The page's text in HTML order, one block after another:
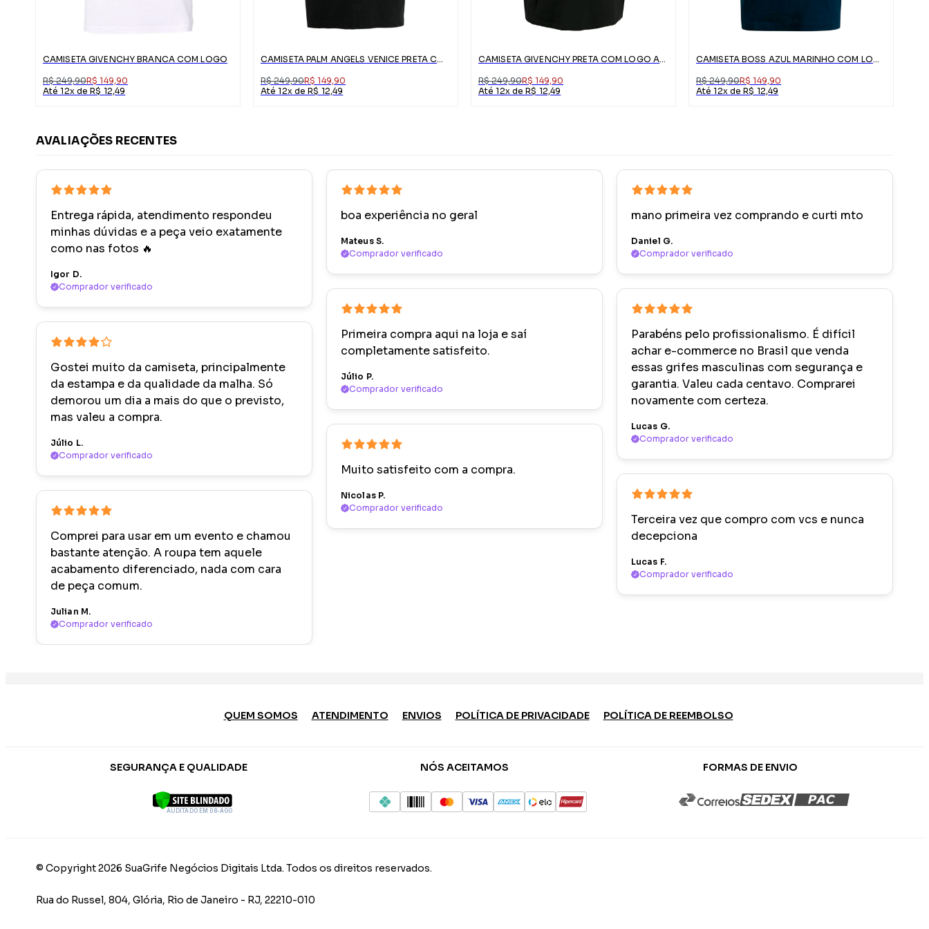
CAMISETA GIVENCHY BRANCA COM LOGO
R$ 249,90R$ 149,90
Até 12x de R$ 12,49
R$ 249,90R$ 149,90
Até 12x de R$ 12,49
R$ 249,90R$ 149,90
Até 12x de R$ 12,49
R$ 249,90R$ 149,90
Até 12x de R$ 12,49
AVALIAÇÕES RECENTES
Entrega rápida, atendimento respondeu
minhas dúvidas e a peça veio exatamente
como nas fotos 🔥
Igor D.
Comprador verificado
Gostei muito da camiseta, principalmente
da estampa e da qualidade da malha. Só
demorou um dia a mais do que o previsto,
mas valeu a compra.
Júlio L.
Comprador verificado
Comprei para usar em um evento e chamou
bastante atenção. A roupa tem aquele
acabamento diferenciado, nada com cara
de peça comum.
Julian M.
Comprador verificado
boa experiência no geral
Mateus S.
Comprador verificado
Primeira compra aqui na loja e saí
completamente satisfeito.
Júlio P.
Comprador verificado
Muito satisfeito com a compra.
Nicolas P.
Comprador verificado
mano primeira vez comprando e curti mto
Daniel G.
Comprador verificado
Parabéns pelo profissionalismo. É difícil
achar e-commerce no Brasil que venda
essas grifes masculinas com segurança e
garantia. Valeu cada centavo. Comprarei
novamente com certeza.
Lucas G.
Comprador verificado
Terceira vez que compro com vcs e nunca
decepciona
Lucas F.
Comprador verificado
QUEM SOMOS ATENDIMENTO ENVIOS POLÍTICA DE PRIVACIDADE POLÍTICA DE REEMBOLSO
SEGURANÇA E QUALIDADE
AUDITADO EM 08-AGO
NÓS ACEITAMOS FORMAS DE ENVIO
© Copyright 2026 SuaGrife Negócios Digitais Ltda. Todos os direitos reservados.
Rua do Russel, 804, Glória, Rio de Janeiro - RJ, 22210-010